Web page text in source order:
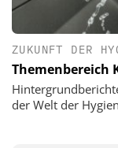
ZUKUNFT DER
Themenbereich
der Welt der